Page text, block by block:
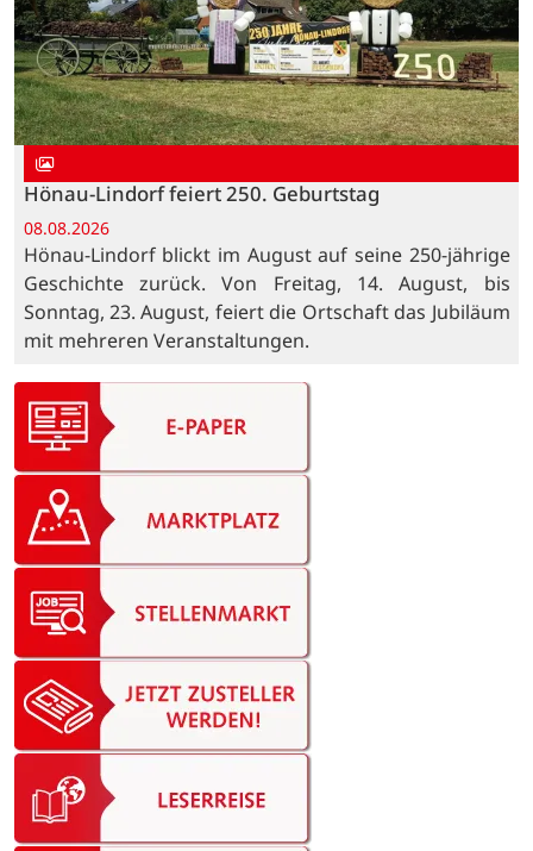
Hönau-Lindorf feiert 250. Geburtstag
08.08.2026
Hönau-Lindorf blickt im August auf seine 250-jährige
Geschichte zurück. Von Freitag, 14. August, bis
Sonntag, 23. August, feiert die Ortschaft das Jubiläum
mit mehreren Veranstaltungen.